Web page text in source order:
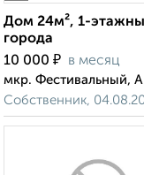
Дом 24м², 1-
города
10 000 ₽ в месяц
мкр. Фестивальный,
Собственник,